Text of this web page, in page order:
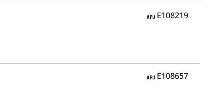
APJ
E108219
APJ
E108657